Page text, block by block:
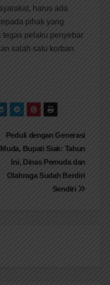
harus ada
pihak yang
tegas pelaku penyebar
salah satu korban
Peduli dengan Generasi
Muda, Bupati Siak: Tahun
Ini, Dinas Pemuda dan
Olahraga Sudah Berdiri
Sendiri